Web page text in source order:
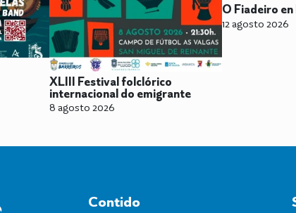
XLIII Festival folclórico
internacional do emigrante
8 agosto 2026
O Fiadeiro
12 agosto 2026
Contido